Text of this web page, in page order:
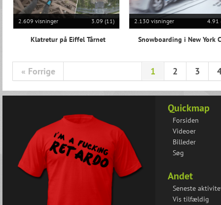
2.609 visninger 3.09 (11)
Klatretur på Eiffel Tårnet
2.130 visninger 4.91
Snowboarding i New York
« Forrige 1 2 3
Quickmap
Forsiden
Videoer
Billeder
Søg
Andet
Seneste
Vis tilfældig